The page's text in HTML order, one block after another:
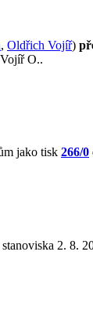
, Oldřich Vojíř)
O..
jako tisk 266/0
2. 8.